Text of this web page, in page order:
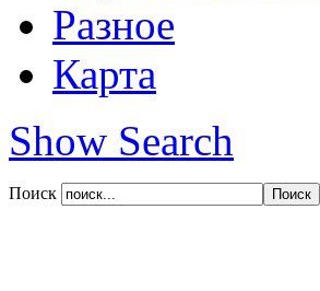
Разное
Карта
Show Search
Поиск